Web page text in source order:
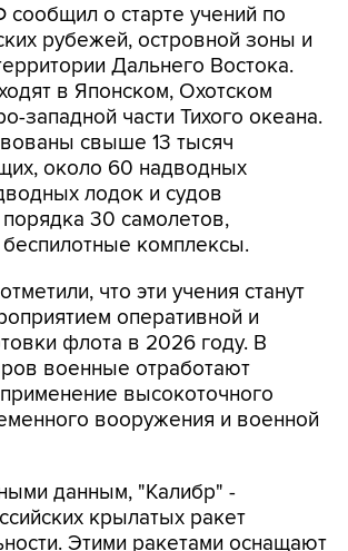
сообщил о старте учений по
рубежей, островной зоны и
Дальнего Востока.
в Японском, Охотском
западной части Тихого океана.
свыше 13 тысяч
около 60 надводных
лодок и судов
30 самолетов,
комплексы.
что эти учения станут
оперативной и
флота в 2026 году. В
военные отработают
высокоточного
вооружения и военной
данным, "Калибр" -
крылатых ракет
Этими ракетами оснащают